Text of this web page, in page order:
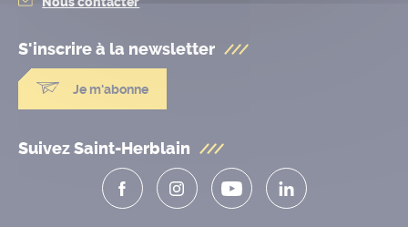
S'inscrire à la newsletter
Je m'abonne
Suivez Saint-Herblain